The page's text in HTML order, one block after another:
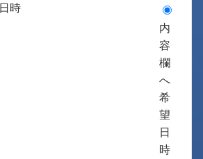
時
内
容
欄
へ
希
望
日
時